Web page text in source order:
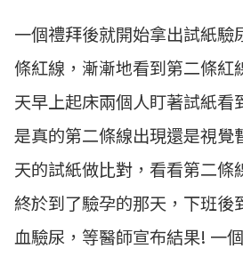
一個禮拜後就開始拿出試紙驗
條紅線，漸漸地看到第二條紅
天早上起床兩個人盯著試紙看
是真的第二條線出現還是視覺
天的試紙做比對，看看第二條
終於到了驗孕的那天，下班後
血驗尿，等醫師宣布結果! 一